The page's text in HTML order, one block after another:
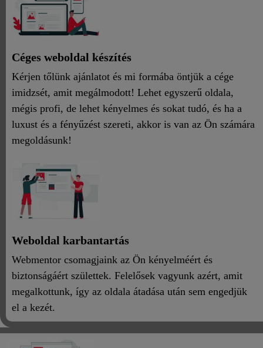
Céges weboldal készítés
Kérjen tőlünk ajánlatot és mi formába öntjük a cége
imidzsét, amit megálmodott! Lehet egyszerű oldala,
mégis profi, de lehet kényelmes és sokat tudó, és ha a
luxust és a fényűzést szereti, akkor is van az Ön számára
megoldásunk!
Weboldal karbantartás
Webmentor csomagjaink az Ön kényelméért és
biztonságáért születtek. Felelősek vagyunk azért, amit
megalkottunk, így az oldala átadása után sem engedjük
el a kezét.